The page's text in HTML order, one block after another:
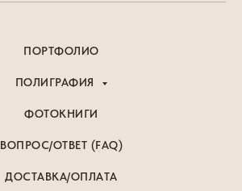
ПОРТФОЛИО
ПОЛИГРАФИЯ
ФОТОКНИГИ
ВОПРОС/ОТВЕТ (FAQ)
ДОСТАВКА/ОПЛАТА